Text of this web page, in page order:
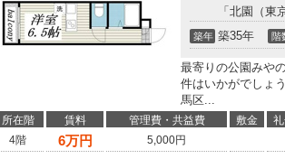
「北園（
築年 築35年 階
最寄りの公園みや
件はいかがでしょ
馬区...
所在階 賃料 管理費・共益費 敷金
4階
6万円 5,000円